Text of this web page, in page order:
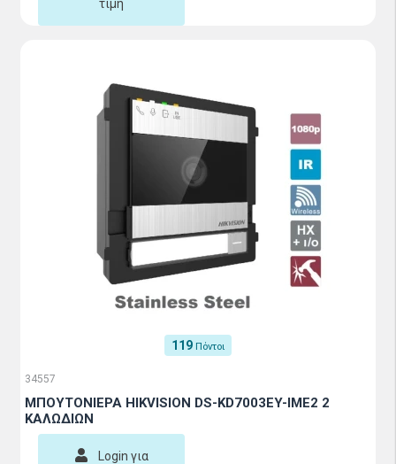
τιμή
119 Πόντοι
34557
ΜΠΟΥΤΟΝΙΕΡΑ HIKVISION DS-KD7003EY-IME2 2
ΚΑΛΩΔΙΩΝ
Login για